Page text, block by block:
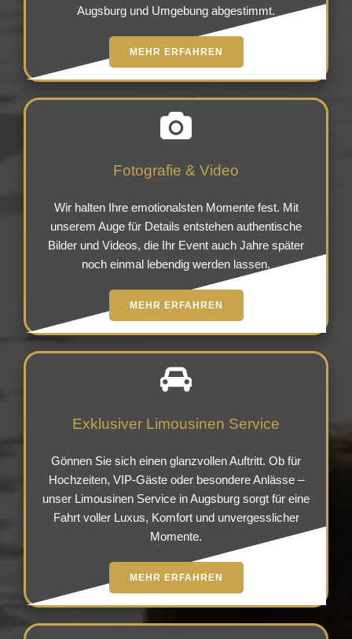
Augsburg und Umgebung abgestimmt.
MEHR ERFAHREN
Fotografie & Video
Wir halten Ihre emotionalsten Momente fest. Mit
unserem Auge für Details entstehen authentische
Bilder und Videos, die Ihr Event auch Jahre später
noch einmal lebendig werden lassen.
MEHR ERFAHREN
Exklusiver Limousinen Service
Gönnen Sie sich einen glanzvollen Auftritt. Ob für
Hochzeiten, VIP-Gäste oder besondere Anlässe –
unser Limousinen Service in Augsburg sorgt für eine
Fahrt voller Luxus, Komfort und unvergesslicher
Momente.
MEHR ERFAHREN